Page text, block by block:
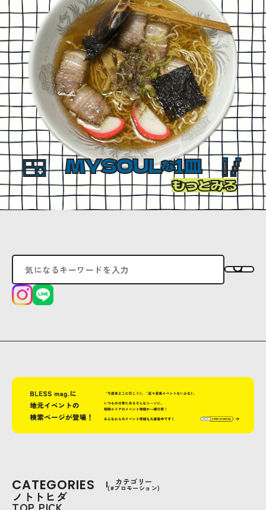
MYSOULな1皿
もっとみる
CATEGORIES カテゴリー
(#プロモーション)
ノトトヒダ